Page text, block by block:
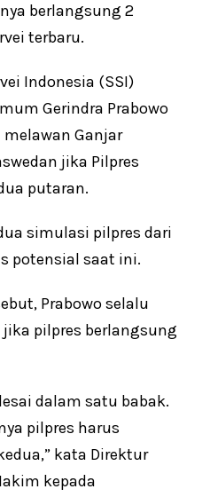
berlangsung 2
terbaru.
Indonesia (SSI)
Gerindra Prabowo
Ganjar
jika Pilpres
putaran.
simulasi pilpres dari
potensial saat ini.
Prabowo selalu
pilpres berlangsung
dalam satu babak.
pilpres harus
kata Direktur
kepada